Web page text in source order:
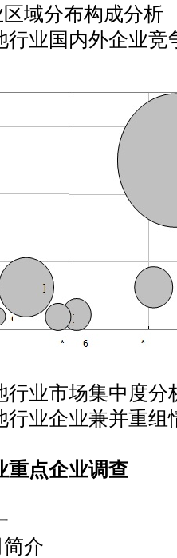
分布构成分析
业国内外企业竞
业市场集中度分
业企业兼并重组
重点企业调查
介